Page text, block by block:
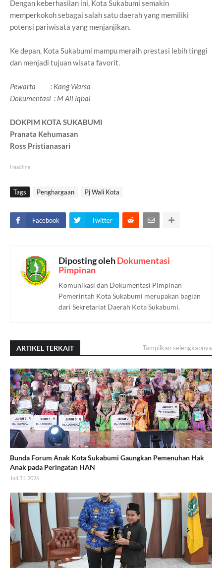
Dengan keberhasilan ini, Kota Sukabumi semakin
memperkokoh sebagai salah satu daerah yang memiliki
potensi pariwisata yang menjanjikan.
Ke depan, Kota Sukabumi mampu meraih prestasi lebih tinggi
dan menjadi tujuan wisata favorit.
Pewarta : Kang Warsa
Dokumentasi : M Ali Iqbal
DOKPIM KOTA SUKABUMI
Pranata Kehumasan
Ross Pristianasari
Headline
Tags Penghargaan Pj Wali Kota
Facebook Twitter
Diposting olehDokumentasi
Pimpinan
Komunikasi dan Dokumentasi Pimpinan
Pemerintah Kota Sukabumi merupakan bagian
dari Sekretariat Daerah Kota Sukabumi.
ARTIKEL TERKAIT Tampilkan selengkapnya
Bunda Forum Anak Kota Sukabumi Gaungkan Pemenuhan Hak
Anak pada Peringatan HAN
Juli 31, 2026